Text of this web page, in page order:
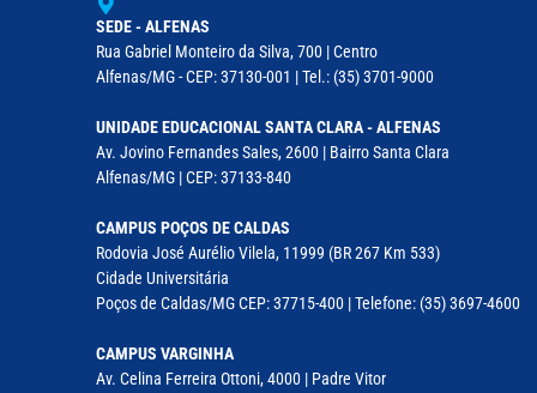
SEDE - ALFENAS
Rua Gabriel Monteiro da Silva, 700 | Centro
Alfenas/MG - CEP: 37130-001 | Tel.: (35) 3701-9000
UNIDADE EDUCACIONAL SANTA CLARA - ALFENAS
Av. Jovino Fernandes Sales, 2600 | Bairro Santa Clara
Alfenas/MG | CEP: 37133-840
CAMPUS POÇOS DE CALDAS
Rodovia José Aurélio Vilela, 11999 (BR 267 Km 533)
Cidade Universitária
Poços de Caldas/MG CEP: 37715-400 | Telefone: (35) 3697-4600
CAMPUS VARGINHA
Av. Celina Ferreira Ottoni, 4000 | Padre Vitor